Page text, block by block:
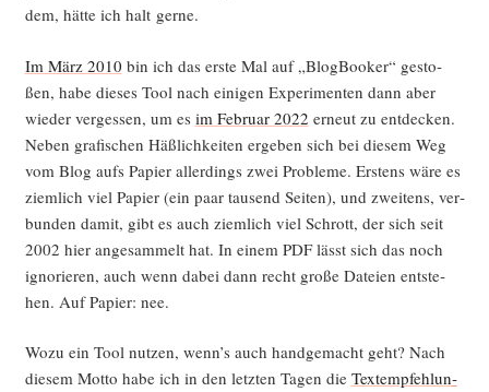
dem, hät­te ich halt gerne.
Im März 2010 bin ich das ers­te Mal auf „Blog­Boo­ker“ gesto­
ßen, habe die­ses Tool nach eini­gen Expe­ri­men­ten dann aber
wie­der ver­ges­sen, um es im Febru­ar 2022 erneut zu ent­de­cken.
Neben gra­fi­schen Häß­lich­kei­ten erge­ben sich bei die­sem Weg
vom Blog aufs Papier aller­dings zwei Pro­ble­me. Ers­tens wäre es
ziem­lich viel Papier (ein paar tau­send Sei­ten), und zwei­tens, ver­
bun­den damit, gibt es auch ziem­lich viel Schrott, der sich seit
2002 hier ange­sam­melt hat. In einem PDF lässt sich das noch
igno­rie­ren, auch wenn dabei dann recht gro­ße Datei­en ent­ste­
hen. Auf Papier: nee.
Wozu ein Tool nut­zen, wenn’s auch hand­ge­macht geht? Nach
die­sem Mot­to habe ich in den letz­ten Tagen die Text­emp­feh­lun­